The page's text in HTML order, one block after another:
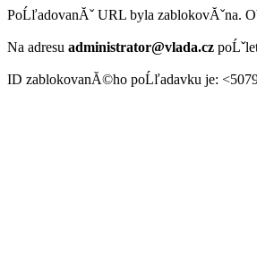
PoĹľadovanĂˇ URL byla zablokovĂˇna.
Na adresu administrator@vlada.cz
ID zablokovanĂ©ho poĹľadavku je: